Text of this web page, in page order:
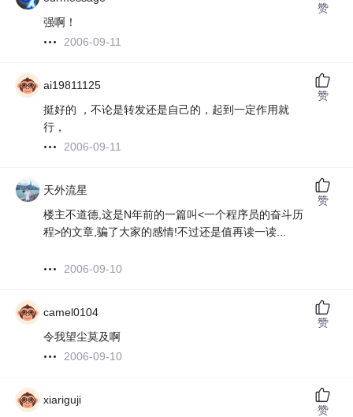
强啊！
2006-09-11
赞
ai19811125
挺好的 ，不论是转发还是自己的，起到一定作用就
行，
2006-09-11
赞
天外流星
楼主不道德,这是N年前的一篇叫<一个程序员的奋斗历
程>的文章,骗了大家的感情!不过还是值再读一读...
2006-09-10
赞
camel0104
令我望尘莫及啊
2006-09-10
赞
xiariguji
赞